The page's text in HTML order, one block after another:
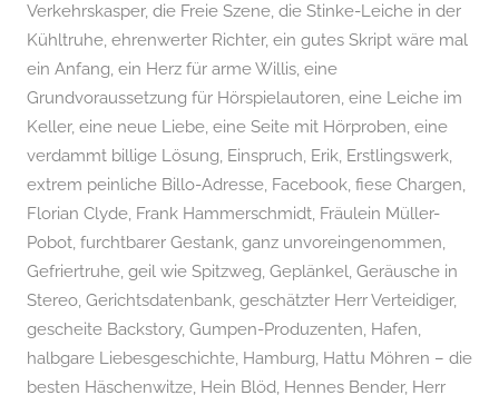
e
s
S
c
h
r
e
c
k
e
n
s
,
P
Verkehrskasper, die Freie Szene, die Stinke-Leiche in der
Kühltruhe, ehrenwerter Richter, ein gutes Skript wäre mal
ein Anfang, ein Herz für arme Willis, eine
Grundvoraussetzung für Hörspielautoren, eine Leiche im
Keller, eine neue Liebe, eine Seite mit Hörproben, eine
verdammt billige Lösung, Einspruch, Erik, Erstlingswerk,
extrem peinliche Billo-Adresse, Facebook, fiese Chargen,
Florian Clyde, Frank Hammerschmidt, Fräulein Müller-
Pobot, furchtbarer Gestank, ganz unvoreingenommen,
Gefriertruhe, geil wie Spitzweg, Geplänkel, Geräusche in
Stereo, Gerichtsdatenbank, geschätzter Herr Verteidiger,
gescheite Backstory, Gumpen-Produzenten, Hafen,
halbgare Liebesgeschichte, Hamburg, Hattu Möhren – die
besten Häschenwitze, Hein Blöd, Hennes Bender, Herr